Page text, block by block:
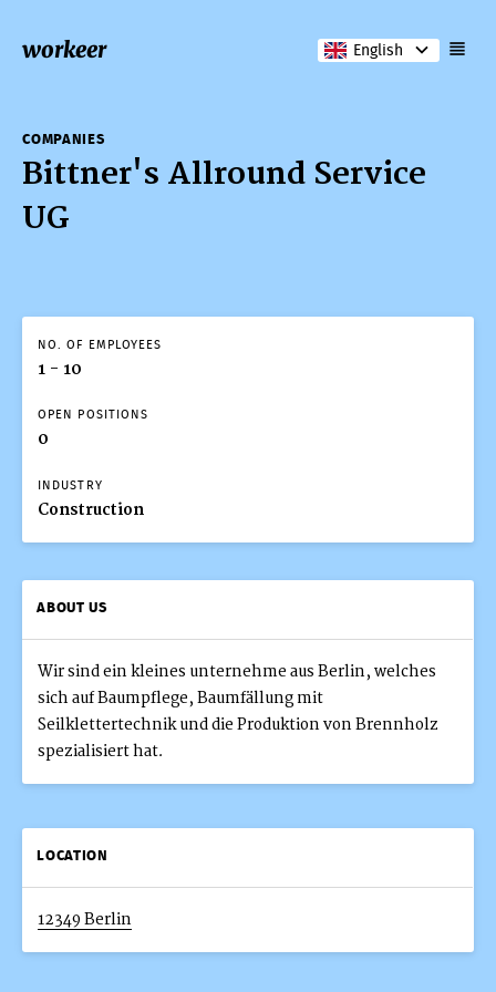
workeer English
COMPANIES
Bittner's Allround Service
UG
NO. OF EMPLOYEES
1 - 10
OPEN POSITIONS
0
INDUSTRY
Construction
ABOUT US
Wir sind ein kleines unternehme aus Berlin, welches
sich auf Baumpflege, Baumfällung mit
Seilklettertechnik und die Produktion von Brennholz
spezialisiert hat.
LOCATION
12349 Berlin